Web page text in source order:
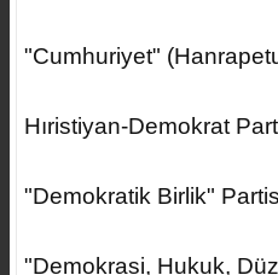
"Cumhuriyet"
Hıristiyan-Demokrat
"Demokratik Birlik"
"Demokrasi, Hukuk,